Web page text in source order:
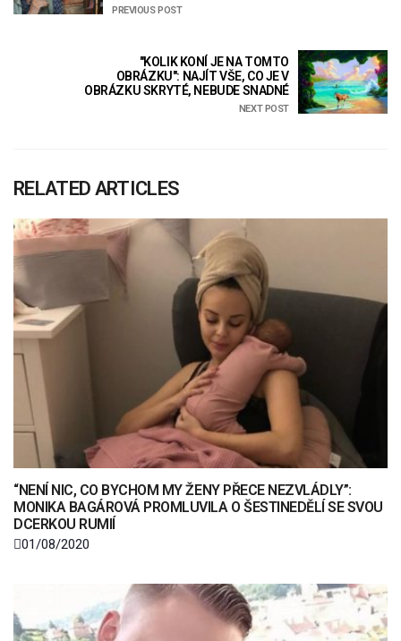
PREVIOUS POST
"KOLIK KONÍ JE NA TOMTO
OBRÁZKU": NAJÍT VŠE, CO JE V
OBRÁZKU SKRYTÉ, NEBUDE SNADNÉ
NEXT POST
RELATED ARTICLES
“NENÍ NIC, CO BYCHOM MY ŽENY PŘECE NEZVLÁDLY”:
MONIKA BAGÁROVÁ PROMLUVILA O ŠESTINEDĚLÍ SE SVOU
DCERKOU RUMIÍ
01/08/2020